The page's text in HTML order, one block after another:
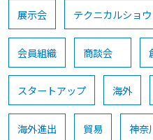
展示会 テクニカルショ
会員組織 商談会
スタートアップ 海外
海外進出 貿易 神奈